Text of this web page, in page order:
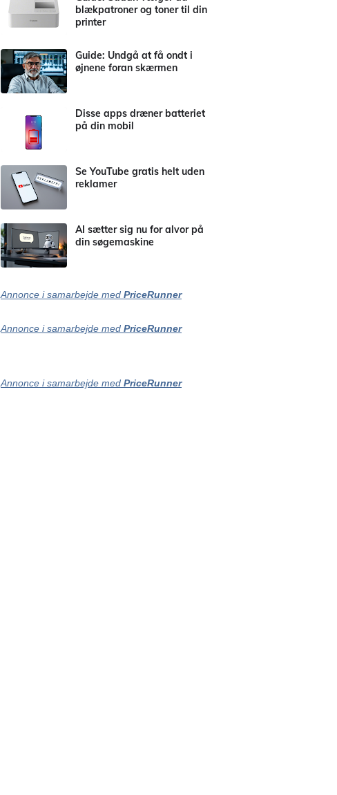
blækpatroner og toner til din
printer
Guide: Undgå at få ondt i
øjnene foran skærmen
Disse apps dræner batteriet
på din mobil
Se YouTube gratis helt uden
reklamer
AI sætter sig nu for alvor på
din søgemaskine
Annonce i samarbejde med PriceRunner
Annonce i samarbejde med PriceRunner
Annonce i samarbejde med PriceRunner